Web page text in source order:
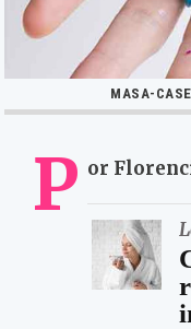
MASA-
P or